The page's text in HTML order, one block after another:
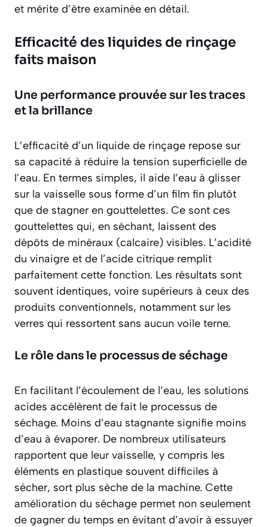
et mérite d’être examinée en détail.
Efficacité des liquides de rinçage
faits maison
Une performance prouvée sur les traces
et la brillance
L’efficacité d’un liquide de rinçage repose sur
sa capacité à réduire la tension superficielle de
l’eau. En termes simples, il aide l’eau à glisser
sur la vaisselle sous forme d’un film fin plutôt
que de stagner en gouttelettes. Ce sont ces
gouttelettes qui, en séchant, laissent des
dépôts de minéraux (calcaire) visibles. L’acidité
du vinaigre et de l’acide citrique remplit
parfaitement cette fonction. Les résultats sont
souvent identiques, voire supérieurs à ceux des
produits conventionnels, notamment sur les
verres qui ressortent sans aucun voile terne.
Le rôle dans le processus de séchage
En facilitant l’écoulement de l’eau, les solutions
acides accélèrent de fait le processus de
séchage. Moins d’eau stagnante signifie moins
d’eau à évaporer. De nombreux utilisateurs
rapportent que leur vaisselle, y compris les
éléments en plastique souvent difficiles à
sécher, sort plus sèche de la machine. Cette
amélioration du séchage permet non seulement
de gagner du temps en évitant d’avoir à essuyer